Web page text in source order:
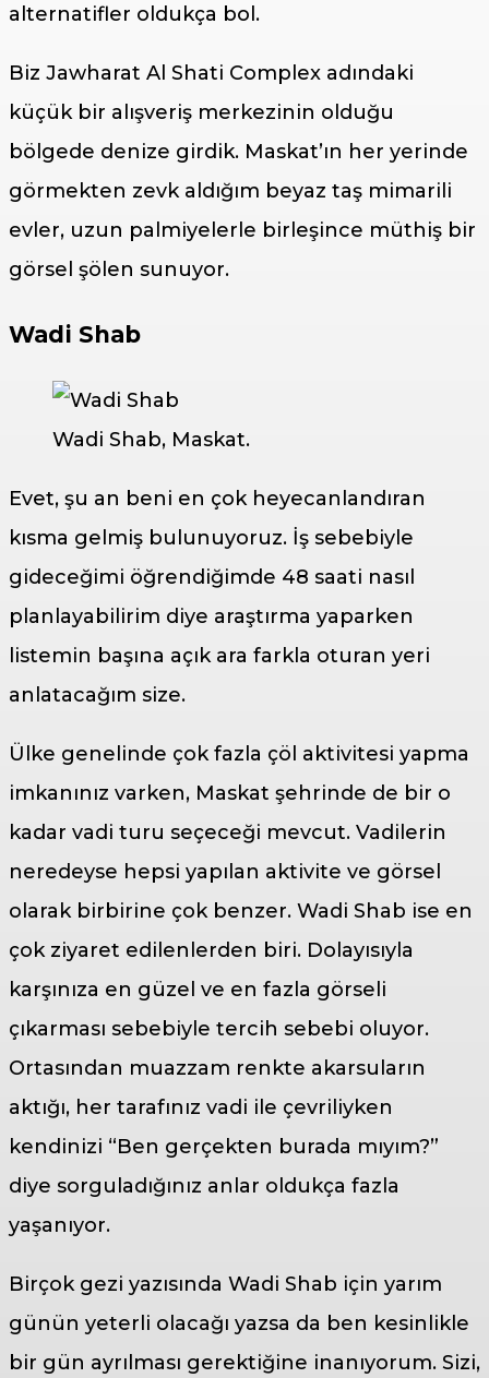
alternatifler oldukça bol.
Biz Jawharat Al Shati Complex adındaki
küçük bir alışveriş merkezinin olduğu
bölgede denize girdik. Maskat’ın her yerinde
görmekten zevk aldığım beyaz taş mimarili
evler, uzun palmiyelerle birleşince müthiş bir
görsel şölen sunuyor.
Wadi Shab
Wadi Shab, Maskat.
Evet, şu an beni en çok heyecanlandıran
kısma gelmiş bulunuyoruz. İş sebebiyle
gideceğimi öğrendiğimde 48 saati nasıl
planlayabilirim diye araştırma yaparken
listemin başına açık ara farkla oturan yeri
anlatacağım size.
Ülke genelinde çok fazla çöl aktivitesi yapma
imkanınız varken, Maskat şehrinde de bir o
kadar vadi turu seçeceği mevcut. Vadilerin
neredeyse hepsi yapılan aktivite ve görsel
olarak birbirine çok benzer. Wadi Shab ise en
çok ziyaret edilenlerden biri. Dolayısıyla
karşınıza en güzel ve en fazla görseli
çıkarması sebebiyle tercih sebebi oluyor.
Ortasından muazzam renkte akarsuların
aktığı, her tarafınız vadi ile çevriliyken
kendinizi “Ben gerçekten burada mıyım?”
diye sorguladığınız anlar oldukça fazla
yaşanıyor.
Birçok gezi yazısında Wadi Shab için yarım
günün yeterli olacağı yazsa da ben kesinlikle
bir gün ayrılması gerektiğine inanıyorum. Sizi,